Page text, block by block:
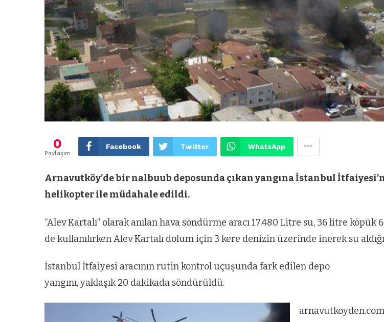
0
Paylaşım
Facebook Twitter WhatsApp
Arnavutköy’de bir nalbuub deposunda çıkan yangına İstanbul
helikopter ile müdahale edildi.
“Alev Kartalı” olarak anılan hava söndürme aracı 17.480 Litre su, 36 litre köpük
de kullanılırken Alev Kartalı dolum için 3 kere denizin üzerinde inerek su
İstanbul İtfaiyesi aracının rutin kontrol uçuşunda fark edilen depo
yangını, yaklaşık 20 dakikada söndürüldü.
arnavutkoyden.com